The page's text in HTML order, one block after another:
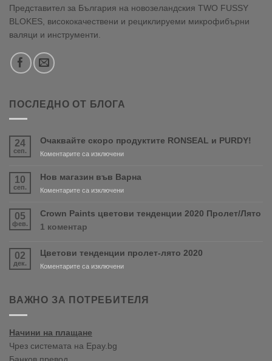
Представител за България на новозеландския TWO FUSSY
BLOKES, висококачествени и рециклируеми микрофибърни
валяци и инструменти.
ПОСЛЕДНО ОТ БЛОГА
24
сеп.
Очаквайте скоро продуктите RONSEAL и PURDY!
Коментарите са изключениза
RONSEAL
PURDY!
10
сеп.
Нов магазин във Варна
Коментарите са изключениза
05
фев.
Crown Paints цветови тенденции 2020 Пролет/Лято
1 коментар
цветови
тенденции
Лято
02
дек.
Цветови тенденции пролет-лято 2020
Коментарите са изключениза
пролет-
ВАЖНО ЗА ПОТРЕБИТЕЛЯ
Начини на плащане
Чрез системата на Epay.bg